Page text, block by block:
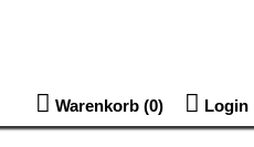
Warenkorb (0) Login